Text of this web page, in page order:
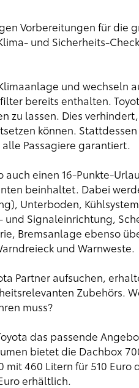
Vorbereitungen für die
und Sicherheits-
und wechseln
bereits enthalten.
zu lassen. Dies
können.
Passagiere garantiert.
auch einen 16-Punkte-
beinhaltet. Dabei
Unterboden,
Signaleinrichtung,
Bremsanlage ebenso
und Warnweste.
Partner aufsuchen,
Zubehörs.
muss?
das passende
bietet die Dachbox
460 Litern für 510 Euro
erhältlich.